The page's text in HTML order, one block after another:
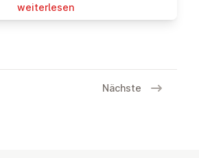
wei­ter­le­sen
Nächste